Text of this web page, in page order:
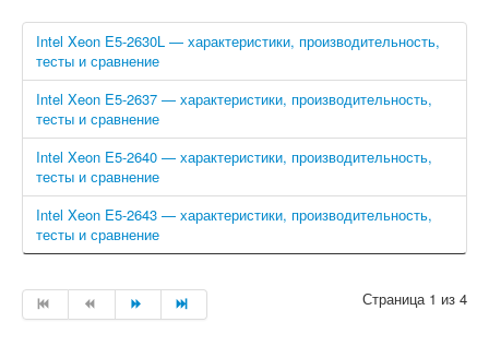
Intel Xeon E5-2630L — характеристики, производительность,
тесты и сравнение
Intel Xeon E5-2637 — характеристики, производительность,
тесты и сравнение
Intel Xeon E5-2640 — характеристики, производительность,
тесты и сравнение
Intel Xeon E5-2643 — характеристики, производительность,
тесты и сравнение
Страница 1 из 4